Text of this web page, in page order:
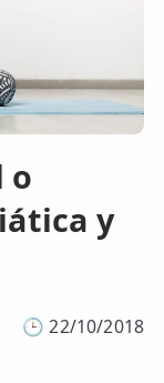
o
y
🕒 22/10/2018